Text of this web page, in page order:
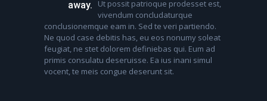
away.
Ut possit patrioque prodesset est,
vivendum concludaturque
conclusionemque eam in. Sed te veri partiendo.
Ne quod case debitis has, eu eos nonumy soleat
feugiat, ne stet dolorem definiebas qui. Eum ad
primis consulatu deseruisse. Ea ius inani simul
vocent, te meis congue deserunt sit.